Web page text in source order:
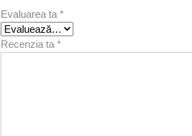
Evaluarea ta *
Recenzia ta *